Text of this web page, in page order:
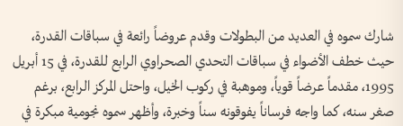
شارك سموه في العديد من البطولات وقدم عروضاً رائعة في سباقات القدرة،
حيث خطف الأضواء في سباقات التحدي الصحراوي الرابع للقدرة، في 15 أبريل
1995، مقدماً عرضاً قوياً، وموهبة في ركوب الخيل، واحتل المركز الرابع، برغم
صغر سنه، كما واجه فرساناً يفوقونه سناً وخبرة، وأظهر سموه نجومية مبكرة في